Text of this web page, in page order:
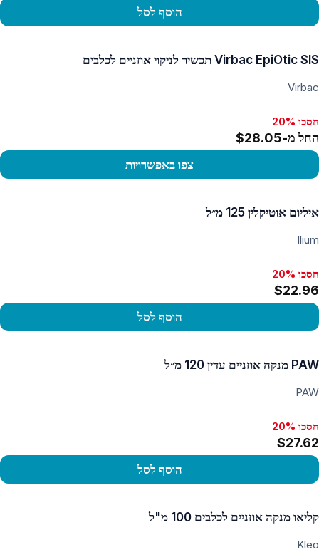
הוסף לסל
Virbac EpiOtic SIS תכשיר לניקוי אוזניים לכלבים
Virbac
חסכו 20%
החל מ-$28.05
צפו באפשרויות
איליום אוטיקלין 125 מ״ל
Ilium
חסכו 20%
$22.96
הוסף לסל
PAW מנקה אוזניים עדין 120 מ״ל
PAW
חסכו 20%
$27.62
הוסף לסל
קליאו מנקה אוזניים לכלבים 100 מ"ל
Kleo